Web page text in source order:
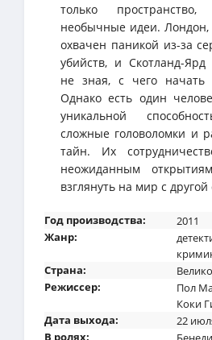
только
необычные идеи. Лондон,
охвачен паникой из-за
убийств, и Скотланд-Ярд
не зная, с чего начать
Однако есть один
уникальной
сложные головоломки и
тайн. Их
неожиданным
взглянуть на мир с
Год производства:
2011
Жанр:
Страна:
Режиссер:
Пол
Коки
Дата выхода:
22
В ролях: